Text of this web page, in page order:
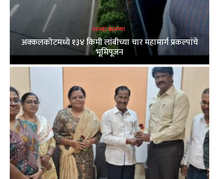
ताज्या बातम्या
अक्कलकोटमध्ये १३४ किमी लांबीच्या चार महामार्ग प्रकल्पांचे
भूमिपूजन